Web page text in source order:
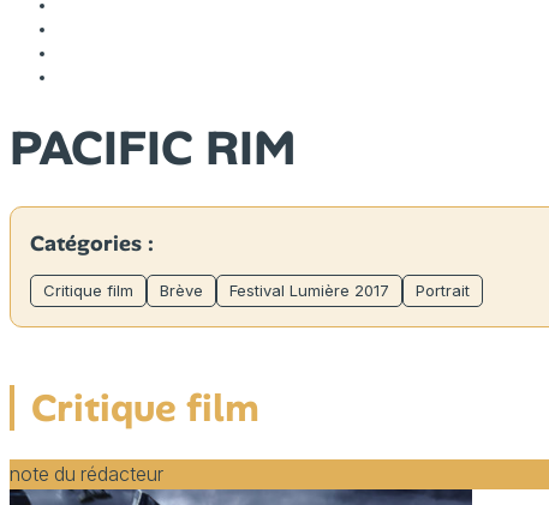
PACIFIC RIM
Catégories :
Critique film Brève Festival Lumière 2017 Portrait
Critique film
note du rédacteur